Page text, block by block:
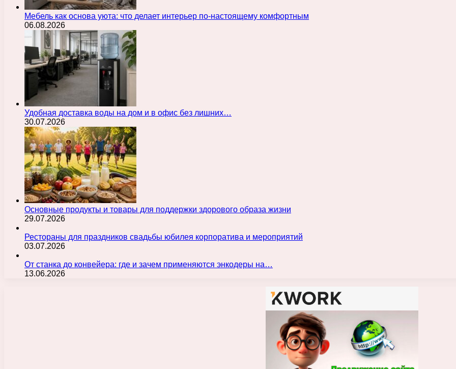
Мебель как основа уюта: что делает интерьер по-настоящему комфортным
06.08.2026
Удобная доставка воды на дом и в офис без лишних…
30.07.2026
Основные продукты и товары для поддержки здорового образа жизни
29.07.2026
Рестораны для праздников свадьбы юбилея корпоратива и мероприятий
03.07.2026
От станка до конвейера: где и зачем применяются энкодеры на…
13.06.2026